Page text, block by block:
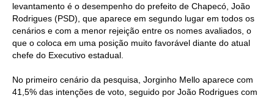
levantamento é o desempenho do prefeito de Chapecó, João
Rodrigues (PSD), que aparece em segundo lugar em todos os
cenários e com a menor rejeição entre os nomes avaliados, o
que o coloca em uma posição muito favorável diante do atual
chefe do Executivo estadual.
No primeiro cenário da pesquisa, Jorginho Mello aparece com
41,5% das intenções de voto, seguido por João Rodrigues com